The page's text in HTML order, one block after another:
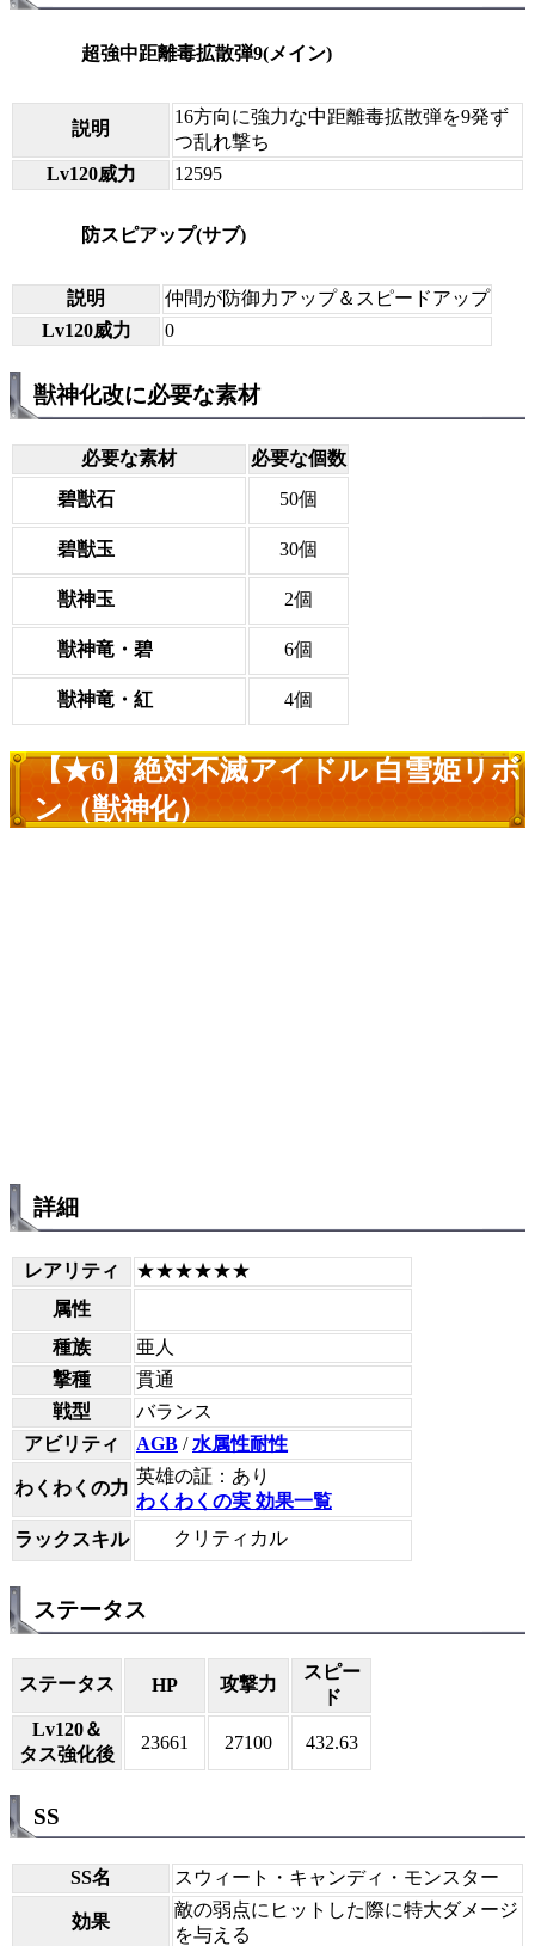
超強中距離毒拡散弾9(メイン)
説明
16方向に強力な中距離毒拡散弾を9発ず
つ乱れ撃ち
Lv120威力
12595
防スピアップ(サブ)
説明
仲間が防御力アップ＆スピードアップ
Lv120威力
0
獣神化改に必要な素材
必要な素材
必要な個数
碧獣石
50個
碧獣玉 30個
獣神玉 2個
獣神竜・碧 6個
獣神竜・紅 4個
【★6】絶対不滅アイドル 白雪姫リボ
ン（獣神化）
詳細
レアリティ
★★★★★★
属性
種族
亜人
撃種
貫通
戦型
バランス
アビリティ
AGB / 水属性耐性
わくわくの力
英雄の証：あり
わくわくの実 効果一覧
ラックスキル
クリティカル
ステータス
ステータス HP 攻撃力
スピー
ド
Lv120＆
タス強化後
23661 27100 432.63
SS
SS名 スウィート・キャンディ・モンスター
効果
敵の弱点にヒットした際に特大ダメージ
を与える